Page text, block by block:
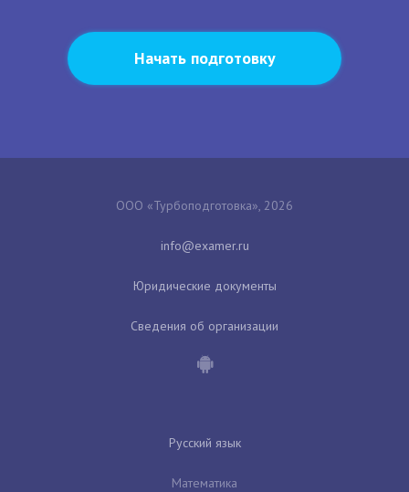
Начать подготовку
ООО «Турбоподготовка», 2026
Юридические документы
Сведения об организации
Русский язык
Математика